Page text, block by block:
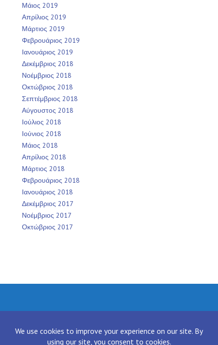
Μάιος 2019
Απρίλιος 2019
Μάρτιος 2019
Φεβρουάριος 2019
Ιανουάριος 2019
Δεκέμβριος 2018
Νοέμβριος 2018
Οκτώβριος 2018
Σεπτέμβριος 2018
Αύγουστος 2018
Ιούλιος 2018
Ιούνιος 2018
Μάιος 2018
Απρίλιος 2018
Μάρτιος 2018
Φεβρουάριος 2018
Ιανουάριος 2018
Δεκέμβριος 2017
Νοέμβριος 2017
Οκτώβριος 2017